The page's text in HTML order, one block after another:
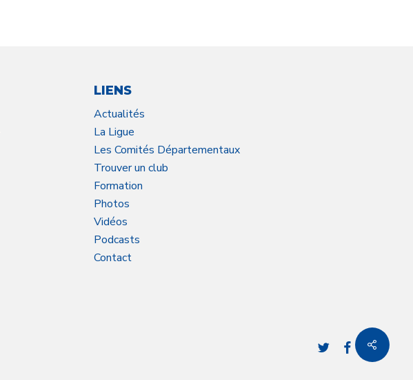
LIENS
Actualités
La Ligue
Les Comités Départementaux
Trouver un club
Formation
Photos
Vidéos
Podcasts
Contact
twitter facebook